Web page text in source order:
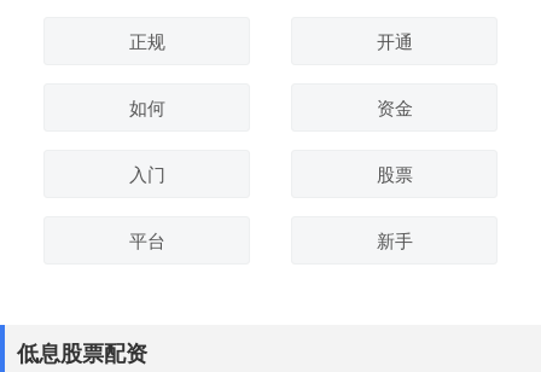
正规 开通
如何 资金
入门 股票
平台 新手
低息股票配资